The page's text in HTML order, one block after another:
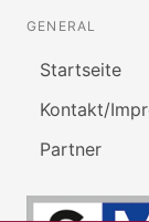
GENERAL
Startseite
Kontakt/
Partner